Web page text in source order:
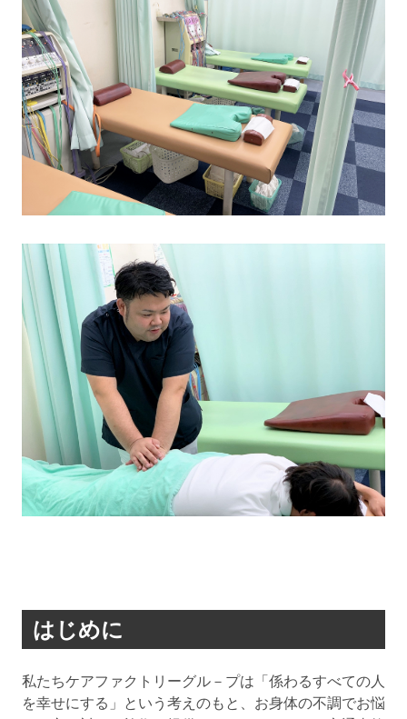
はじめに
私たちケアファクトリーグル－プは「係わるすべての人
を幸せにする」という考えのもと、お身体の不調でお悩